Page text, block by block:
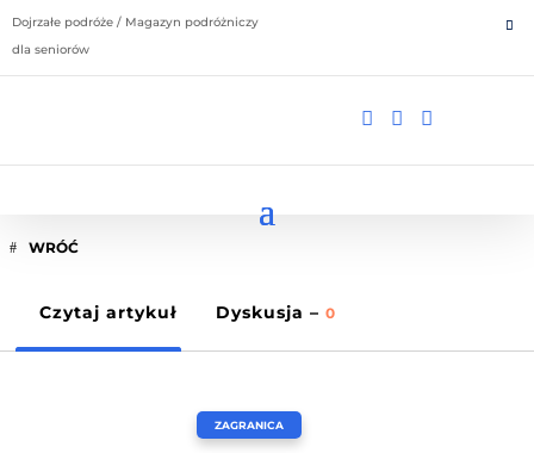
Dojrzałe podróże / Magazyn podróżniczy
dla seniorów
  
WRÓĆ
Czytaj artykuł Dyskusja – 0
ZAGRANICA